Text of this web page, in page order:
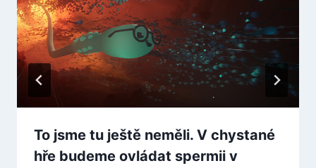
To jsme tu ještě neměli. V chystané
hře budeme ovládat spermii v